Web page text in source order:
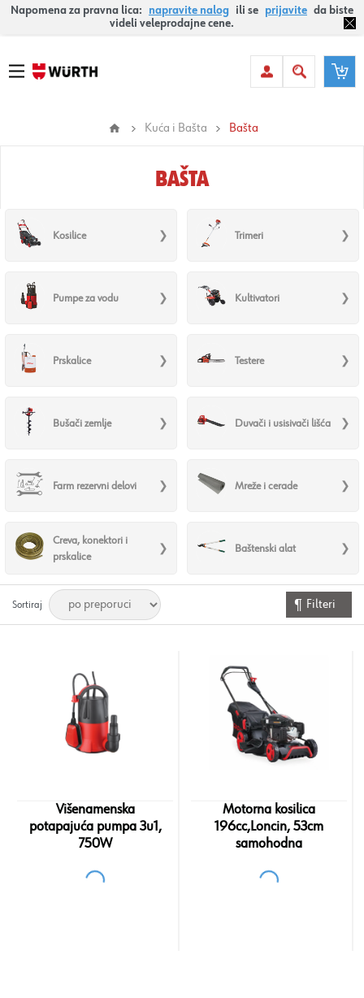
Napomena za pravna lica: napravite nalog ili se prijavite da biste
videli veleprodajne cene.
Kuća i Bašta Bašta
BAŠTA
Kosilice Trimeri
Pumpe za vodu Kultivatori
Prskalice Testere
Bušači zemlje Duvači i usisivači lišća
Farm rezervni delovi Mreže i cerade
Creva, konektori i
prskalice
Baštenski alat
Sortiraj Filteri
Višenamenska
potapajuća pumpa 3u1,
750W
Motorna kosilica
196cc,Loncin, 53cm
samohodna